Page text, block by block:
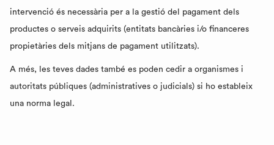
intervenció és necessària per a la gestió del pagament dels
productes o serveis adquirits (entitats bancàries i/o financeres
propietàries dels mitjans de pagament utilitzats).
A més, les teves dades també es poden cedir a organismes i
autoritats públiques (administratives o judicials) si ho estableix
una norma legal.